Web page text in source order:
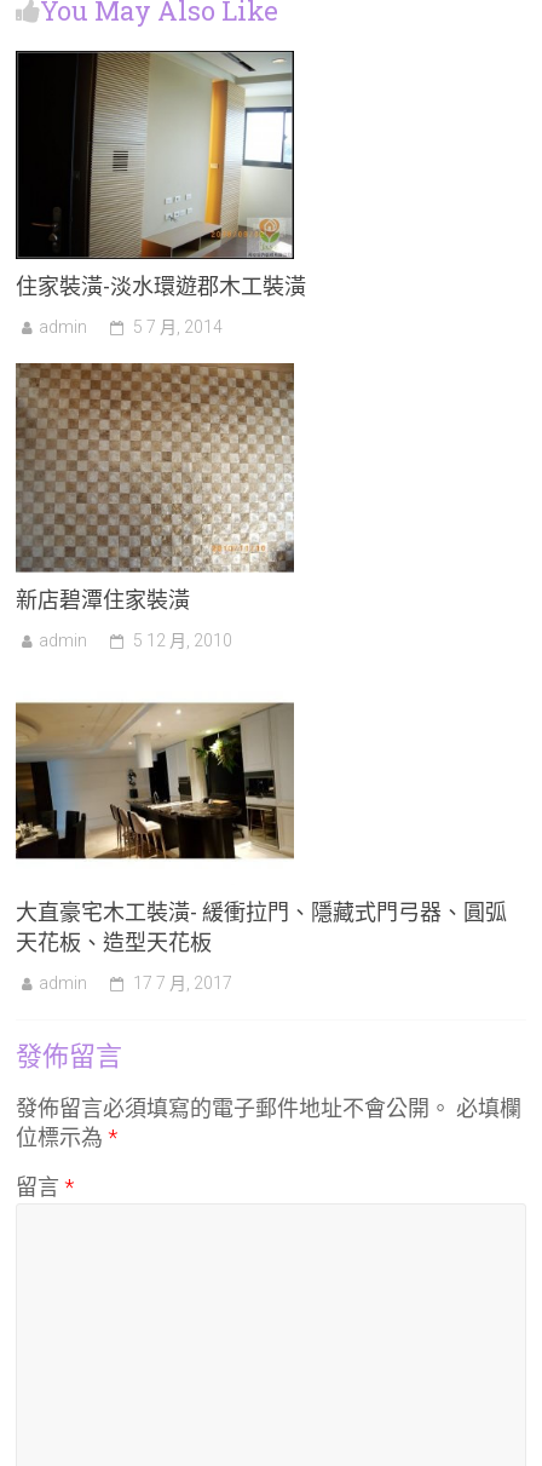
You May Also Like
住家裝潢-淡水環遊郡木工裝潢
admin 5 7 月, 2014
新店碧潭住家裝潢
admin 5 12 月, 2010
大直豪宅木工裝潢- 緩衝拉門、隱藏式門弓器、圓弧
天花板、造型天花板
admin 17 7 月, 2017
發佈留言
發佈留言必須填寫的電子郵件地址不會公開。 必填欄
位標示為*
留言*